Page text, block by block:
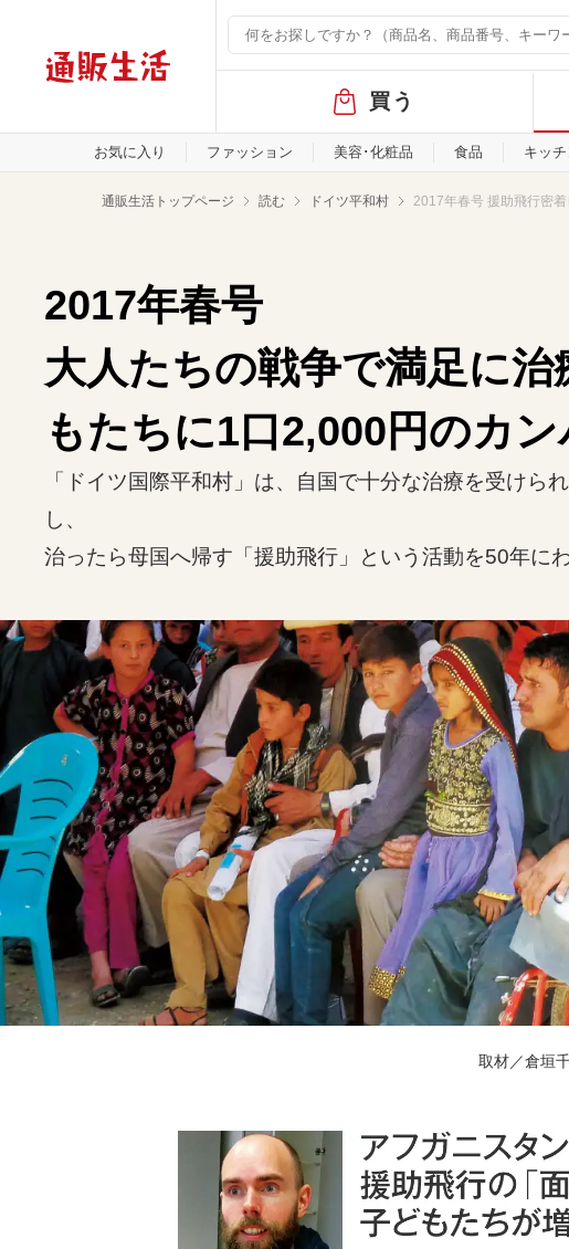
バ
メ
買う
お気に入り ファッション 美容･化粧品 食品 キッチ
通販生活トップページ 読む ドイツ平和村 2017年春号 援助飛行密着
2017年春号
大人たちの戦争で満足に
もたちに1口2,000円のカン
「ドイツ国際平和村」は、自国で十分な治療を受けら
し、
治ったら母国へ帰す「援助飛行」という活動を50年に
取材／倉垣